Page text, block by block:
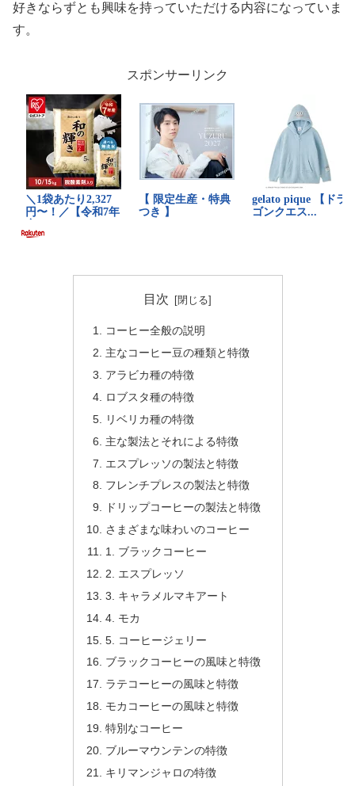
好きならずとも興味を持っていただける内容になっていま
す。
スポンサーリンク
目次
コーヒー全般の説明
主なコーヒー豆の種類と特徴
アラビカ種の特徴
ロブスタ種の特徴
リベリカ種の特徴
主な製法とそれによる特徴
エスプレッソの製法と特徴
フレンチプレスの製法と特徴
ドリップコーヒーの製法と特徴
さまざまな味わいのコーヒー
1. ブラックコーヒー
2. エスプレッソ
3. キャラメルマキアート
4. モカ
5. コーヒージェリー
ブラックコーヒーの風味と特徴
ラテコーヒーの風味と特徴
モカコーヒーの風味と特徴
特別なコーヒー
ブルーマウンテンの特徴
キリマンジャロの特徴